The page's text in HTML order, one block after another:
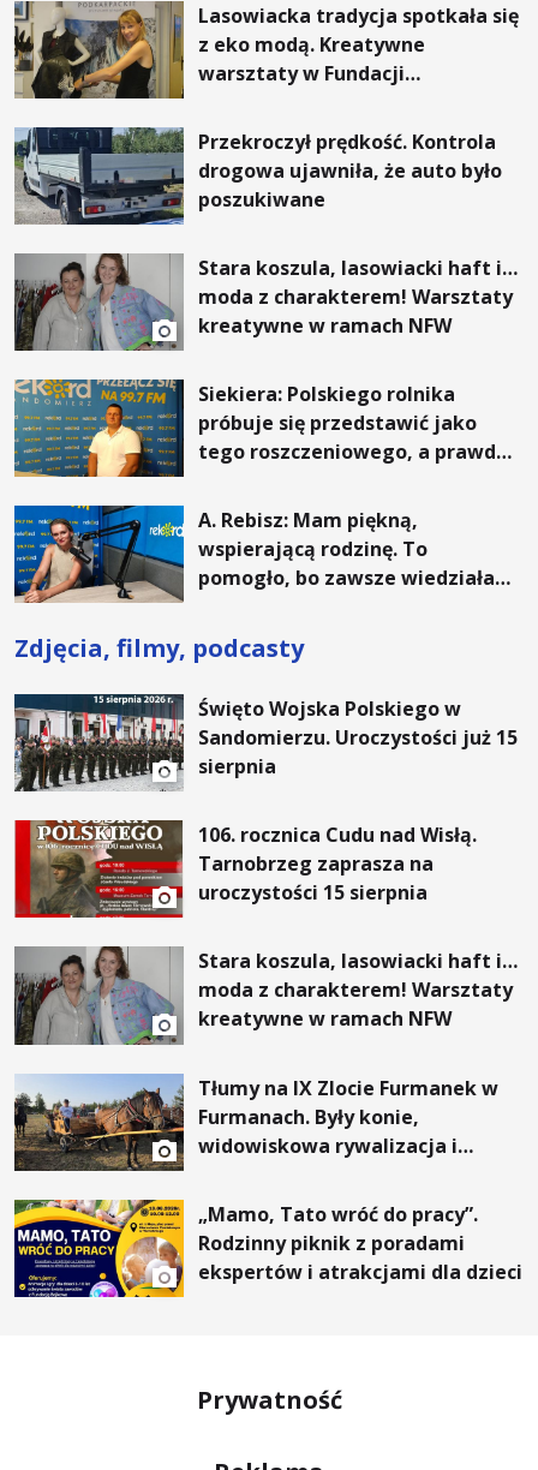
Lasowiacka tradycja spotkała się
z eko modą. Kreatywne
warsztaty w Fundacji
Przekroczył prędkość. Kontrola
drogowa ujawniła, że auto było
poszukiwane
Stara koszula, lasowiacki haft i…
moda z charakterem! Warsztaty
kreatywne w ramach NFW
Siekiera: Polskiego rolnika
próbuje się przedstawić jako
tego roszczeniowego, a prawda
A. Rebisz: Mam piękną,
wspierającą rodzinę. To
pomogło, bo zawsze wiedziałam,
najważniejsza
Zdjęcia, filmy, podcasty
Święto Wojska Polskiego w
Sandomierzu. Uroczystości już 15
sierpnia
106. rocznica Cudu nad Wisłą.
Tarnobrzeg zaprasza na
uroczystości 15 sierpnia
Stara koszula, lasowiacki haft i…
moda z charakterem! Warsztaty
kreatywne w ramach NFW
Tłumy na IX Zlocie Furmanek w
Furmanach. Były konie,
widowiskowa rywalizacja i
„Mamo, Tato wróć do pracy”.
Rodzinny piknik z poradami
ekspertów i atrakcjami dla dzieci
Prywatność